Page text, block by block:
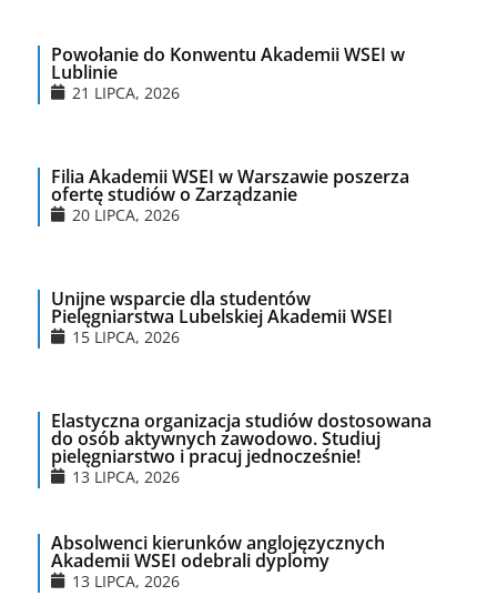
Powołanie do Konwentu Akademii WSEI w
Lublinie
21 LIPCA, 2026
Filia Akademii WSEI w Warszawie poszerza
ofertę studiów o Zarządzanie
20 LIPCA, 2026
Unijne wsparcie dla studentów
Pielęgniarstwa Lubelskiej Akademii WSEI
15 LIPCA, 2026
Elastyczna organizacja studiów dostosowana
do osób aktywnych zawodowo. Studiuj
pielęgniarstwo i pracuj jednocześnie!
13 LIPCA, 2026
Absolwenci kierunków anglojęzycznych
Akademii WSEI odebrali dyplomy
13 LIPCA, 2026